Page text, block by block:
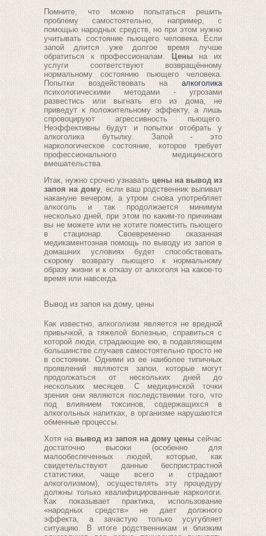
Помните, что можно попытаться решить
проблему самостоятельно, например, с
помощью народных средств, но при этом нужно
учитывать состояние пьющего человека. Если
запой длится уже долгое время лучше
обратиться к профессионалам. Ценына их
услуги соответствуют возвращённому
нормальному состоянию пьющего человека.
Попытки воздействовать на алкоголика
психологическими методами - угрозами
развестись или выгнать его из дома, не
приведут к положительному эффекту, а лишь
спровоцируют агрессивность пьющего.
Неэффективны будут и попытки отобрать у
алкоголика бутылку. Запой - это
наркологическое состояние, которое требует
профессионального медицинского
вмешательства.
Итак, нужно срочно узнавать цены на вывод из
запоя на дому , если ваш родственник выпивал
накануне вечером, а утром снова употребляет
алкоголь и так продолжается минимум
несколько дней, при этом по каким-то причинам
вы не можете или не хотите поместить пьющего
в стационар. Своевременно оказанная
медикаментозная помощь по выводу из запоя в
домашних условиях будет способствовать
скорому возврату пьющего к нормальному
образу жизни и к отказу от алкоголя на какое-то
время или навсегда.
Вывод из запоя на дому, цены
Как известно, алкоголизм является не вредной
привычкой, а тяжелой болезнью, справиться с
которой люди, страдающие ею, в подавляющем
большинстве случаев самостоятельно просто не
в состоянии. Одними из ее наиболее типичных
проявлений являются запои, которые могут
продолжаться от нескольких дней до
нескольких месяцев. С медицинской точки
зрения они являются последствиями того, что
под влиянием токсинов, содержащихся в
алкогольных напитках, в организме нарушаются
обменные процессы.
Хотя на вывод из запоя на дому цены сейчас
достаточно высоки (особенно для
малообеспеченных людей, которые, как
свидетельствуют данные беспристрастной
статистики, чаще всего и страдают
алкоголизмом), осуществлять эту процедуру
должны только квалифицированные наркологи.
Как показывает практика, использование
«народных средств» не дает должного
эффекта, а зачастую только усугубляет
ситуацию. В итоге родственникам и близким